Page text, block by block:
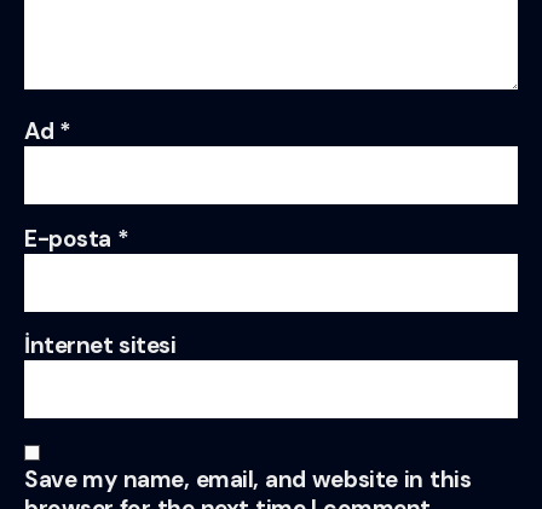
Ad *
E-posta *
İnternet sitesi
Save my name, email, and website in this